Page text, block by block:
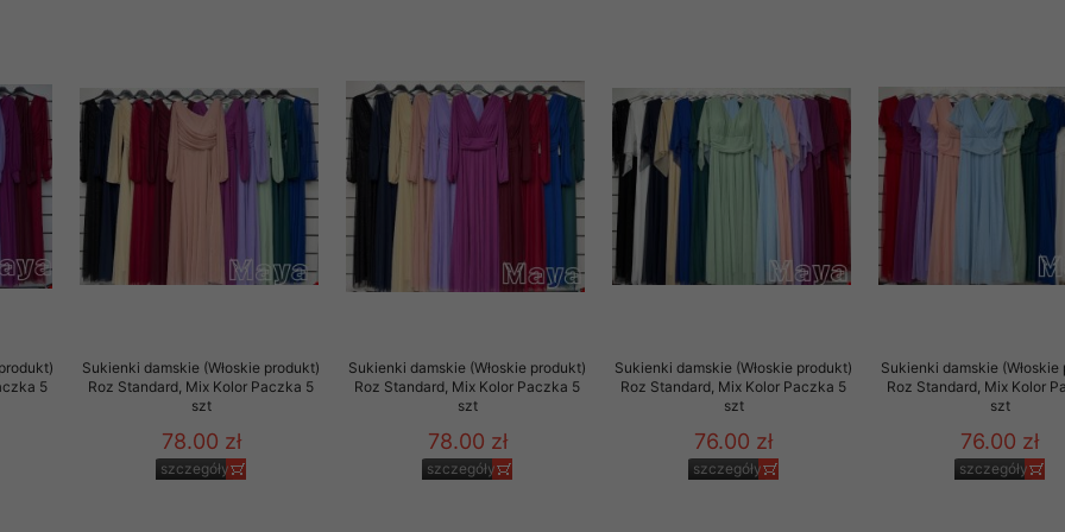
5
Sukienki damskie (Włoskie produkt)
Roz Standard, Mix Kolor Paczka 5
szt
78.00 zł
szczegóły
Sukienki damskie (Włoskie produkt)
Roz Standard, Mix Kolor Paczka 5
szt
78.00 zł
szczegóły
Sukienki damskie (Włoskie produkt)
Roz Standard, Mix Kolor Paczka 5
szt
76.00 zł
szczegóły
Sukienki damskie (Włoskie
Roz Standard, Mix Kolor
szt
76.00 zł
szczegóły
„Przejdź dalej” lub zamkniesz to okno, to wyrazisz zgodę na przetwarzanie przez OMEZ
Zgodę możesz w każdym momencie wycofać . Pamiętaj, że wycofanie zgody nie
przetwarzania dokonanego wcześniej.
tym o przysługujących uprawnieniach (prawo dostępu, sprostowania oraz usunięcia
ich przetwarzania, prawo do ich przenoszenia, niepodlegania zautomatyzowanemu
w tym profilowaniu, a także prawo wyrażenia sprzeciwu wobec przetwarzania Twoich
pełne poszanowanie ich prywatności oraz ochronę ich danych osobowych.